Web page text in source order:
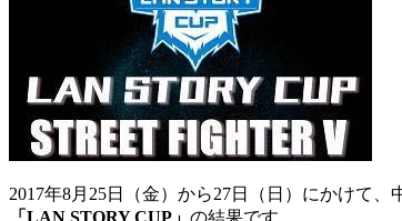
2017年8月25日（金）から27日（日）にかけて
「LAN STORY CUP」 の結果です。